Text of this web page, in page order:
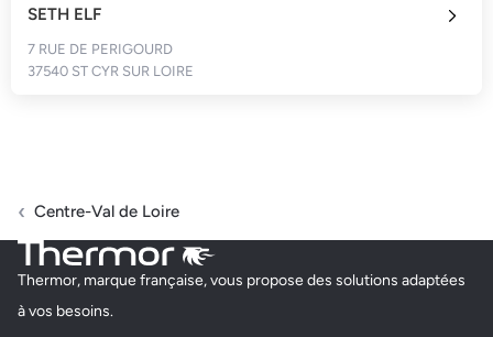
SETH ELF
7 RUE DE PERIGOURD
37540 ST CYR SUR LOIRE
SERELEC 37
37600 LOCHES
Centre-Val de Loire
Thermor, marque française, vous propose des solutions adaptées
à vos besoins.